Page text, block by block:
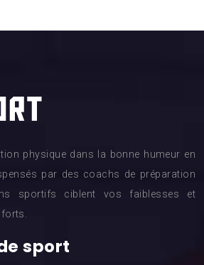
physique dans la bonne humeur en
par des coachs de préparation
sportifs ciblent vos faiblesses et
sport